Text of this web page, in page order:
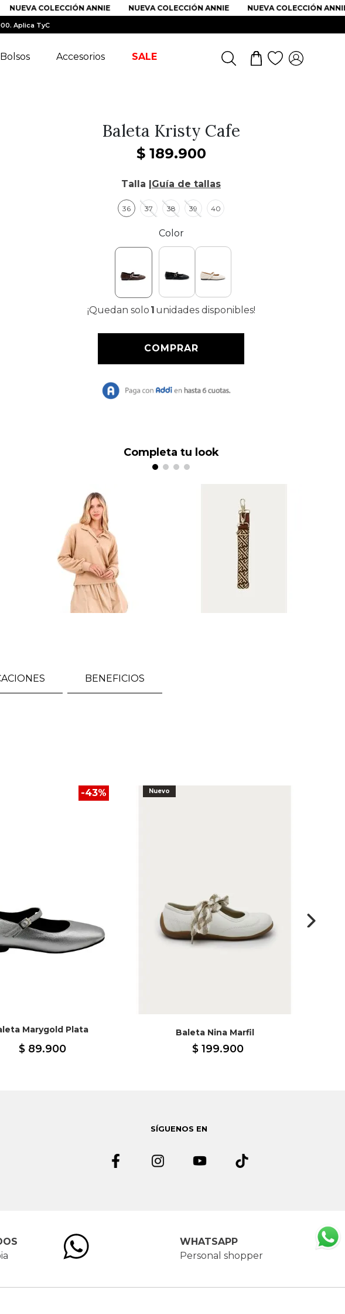
NUEVA COLECCIÓN ANNIE NUEVA COLECCIÓN ANNIE NUEVA COLECCIÓN ANNIE
Aplica TyC
Bolsos Accesorios SALE
Baleta Kristy Cafe
$ 189.900
Talla |Guía de tallas
36 37 38 39 40
Color
¡Quedan solo 1 unidades disponibles!
Completa tu look
BENEFICIOS
-43%
Marygold Plata
$ 89.900
Nuevo
Baleta Nina Marfil
$ 199.900
SÍGUENOS EN
WHATSAPP
Personal shopper